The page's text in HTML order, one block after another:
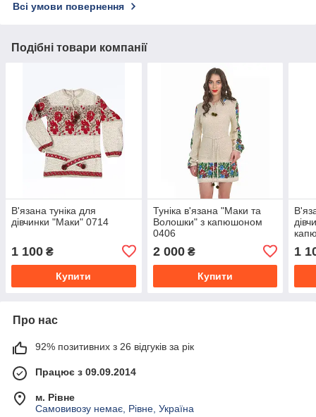
Всі умови повернення
Подібні товари компанії
В'язана туніка для
дівчинки "Маки" 0714
1 100 ₴
Купити
Туніка в'язана "Маки та
Волошки" з капюшоном
0406
2 000₴
Купити
1
Про нас
92% позитивних з 26 відгуків за рік
Працює з 09.09.2014
м. Рівне
Самовивозу немає, Рівне, Україна